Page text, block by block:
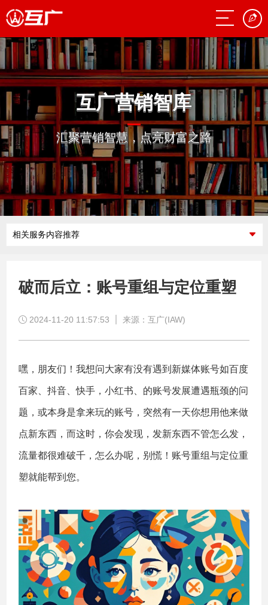
互广营销智库
汇聚营销智慧，点亮财富之路
相关服务内容推荐
破而后立：账号重组与定位重塑
2024-11-20 11:57:53 来源：互广(IAW)
嘿，朋友们！我想问大家有没有遇到新媒体账号如百度
百家、抖音、快手，小红书、的账号发展遭遇瓶颈的问
题，或本身是拿来玩的账号，突然有一天你想用他来做
点新东西，而这时，你会发现，发新东西不管怎么发，
流量都很难破千，怎么办呢，别慌！账号重组与定位重
塑就能帮到您。